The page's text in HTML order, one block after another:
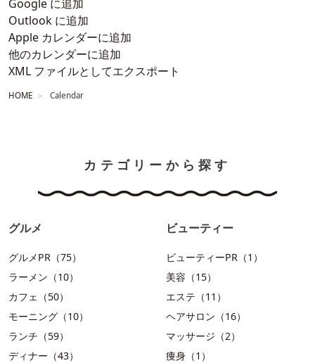
Google に追加
Outlook に追加
Apple カレンダーに追加
他のカレンダーに追加
XML ファイルとしてエクスポート
HOME Calendar
カテゴリーから探す
グルメ
グルメPR（75）
ラーメン（10）
カフェ（50）
モーニング（10）
ランチ（59）
ディナー（43）
ビューティー
ビューティーPR（1）
美容（15）
エステ（11）
ヘアサロン（16）
マッサージ（2）
痩身（1）